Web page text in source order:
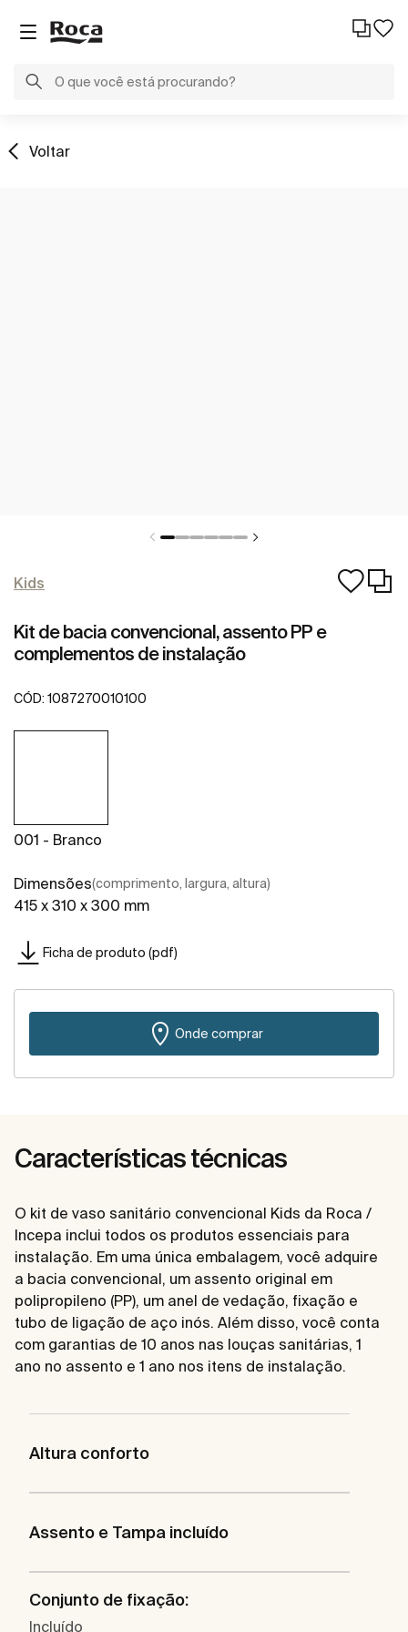
Voltar
Kids
Kit de bacia convencional, assento PP e
complementos de instalação
CÓD: 1087270010100
001 - Branco
Dimensões(comprimento, largura, altura)
415 x 310 x 300 mm
Ficha de produto (pdf)
Onde comprar
Características técnicas
O kit de vaso sanitário convencional Kids da Roca /
Incepa inclui todos os produtos essenciais para
instalação. Em uma única embalagem, você adquire
a bacia convencional, um assento original em
polipropileno (PP), um anel de vedação, fixação e
tubo de ligação de aço inós. Além disso, você conta
com garantias de 10 anos nas louças sanitárias, 1
ano no assento e 1 ano nos itens de instalação.
Altura conforto
Assento e Tampa incluído
Conjunto de fixação:
Incluído